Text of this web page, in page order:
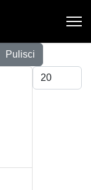
Pulisci
Visualizza #